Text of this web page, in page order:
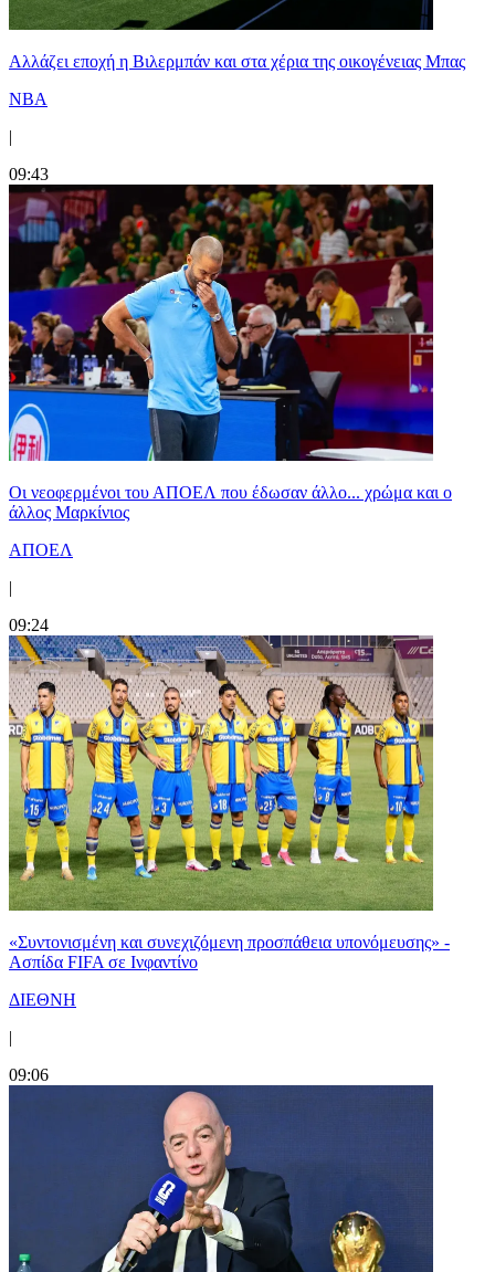
Aλλάζει εποχή η Βιλερμπάν και στα χέρια της οικογένειας Μπας
NBA
|
09:43
Οι νεοφερμένοι του ΑΠΟΕΛ που έδωσαν άλλο... χρώμα και ο
άλλος Μαρκίνιος
ΑΠΟΕΛ
|
09:24
«Συντονισμένη και συνεχιζόμενη προσπάθεια υπονόμευσης» -
Ασπίδα FIFA σε Ινφαντίνο
ΔΙΕΘΝΗ
|
09:06